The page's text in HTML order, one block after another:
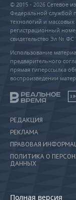
© 2015 - 2026 Сетевое
Федеральной службой
технологий и
регистрационный
свидетельство Эл № ФС
Использование
предварительного
прямая гиперссылка
воспроизведении
РЕДАКЦИЯ
РЕКЛАМА
ПРАВОВАЯ
ПОЛИТИКА О
ДАННЫХ
Полная версия